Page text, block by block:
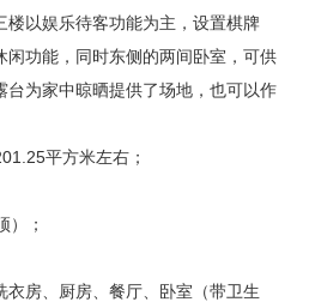
楼以娱乐待客功能为主，设置棋牌
闲功能，同时东侧的两间卧室，可供
台为家中晾晒提供了场地，也可以作
平方米左右；
）；
房、厨房、餐厅、卧室（带卫生